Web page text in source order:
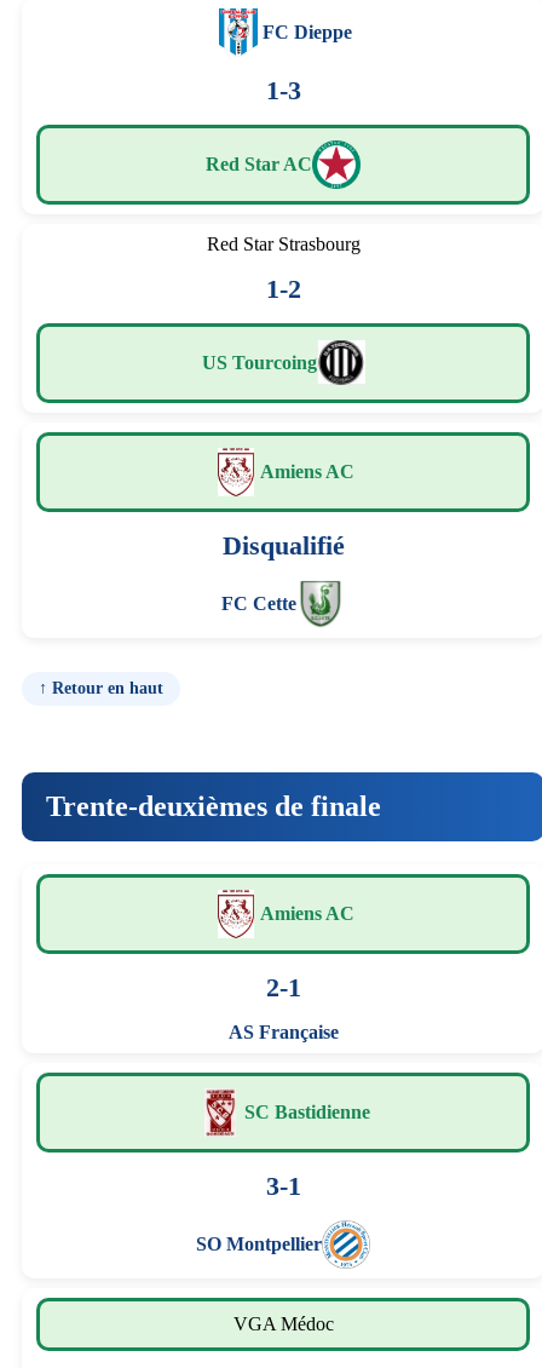
FC Dieppe
1-3
Red Star AC
Red Star Strasbourg
1-2
US Tourcoing
Amiens AC
Disqualifié
FC Cette
↑ Retour en haut
Trente-deuxièmes de finale
Amiens AC
2-1
AS Française
SC Bastidienne
3-1
SO Montpellier
VGA Médoc